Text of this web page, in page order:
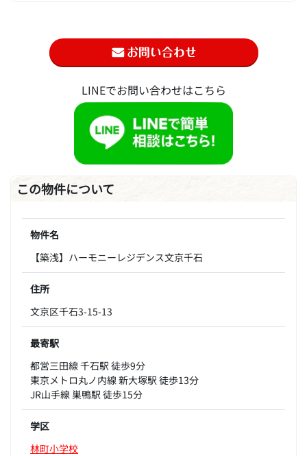
LINEでお問い合わせはこちら
この物件について
物件名
【築浅】ハーモニーレジデンス文京千石
住所
文京区千石3-15-13
最寄駅
都営三田線 千石駅 徒歩9分
東京メトロ丸ノ内線 新大塚駅 徒歩13分
JR山手線 巣鴨駅 徒歩15分
学区
林町小学校